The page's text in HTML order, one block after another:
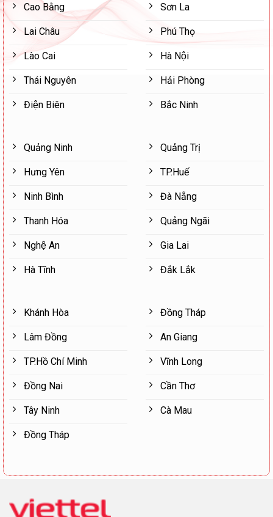
Cao Bằng
Lai Châu
Lào Cai
Thái Nguyên
Điện Biên
Sơn La
Phú Thọ
Hà Nội
Hải Phòng
Bắc Ninh
Quảng Ninh
Hưng Yên
Ninh Bình
Thanh Hóa
Nghệ An
Hà Tĩnh
Quảng Trị
TP.Huế
Đà Nẵng
Quảng Ngãi
Gia Lai
Đắk Lắk
Khánh Hòa
Lâm Đồng
TP.Hồ Chí Minh
Đồng Nai
Tây Ninh
Đồng Tháp
Đồng Tháp
An Giang
Vĩnh Long
Cần Thơ
Cà Mau